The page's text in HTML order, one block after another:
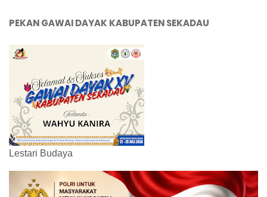
PEKAN GAWAI DAYAK KABUPATEN SEKADAU
Lestari Budaya